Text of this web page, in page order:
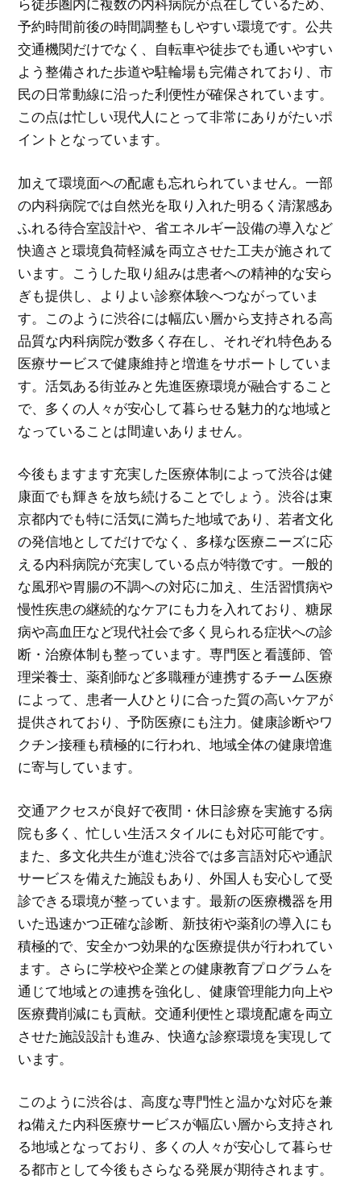
ら徒歩圏内に複数の内科病院が点在しているため、
予約時間前後の時間調整もしやすい環境です。公共
交通機関だけでなく、自転車や徒歩でも通いやすい
よう整備された歩道や駐輪場も完備されており、市
民の日常動線に沿った利便性が確保されています。
この点は忙しい現代人にとって非常にありがたいポ
イントとなっています。
加えて環境面への配慮も忘れられていません。一部
の内科病院では自然光を取り入れた明るく清潔感あ
ふれる待合室設計や、省エネルギー設備の導入など
快適さと環境負荷軽減を両立させた工夫が施されて
います。こうした取り組みは患者への精神的な安ら
ぎも提供し、よりよい診察体験へつながっていま
す。このように渋谷には幅広い層から支持される高
品質な内科病院が数多く存在し、それぞれ特色ある
医療サービスで健康維持と増進をサポートしていま
す。活気ある街並みと先進医療環境が融合すること
で、多くの人々が安心して暮らせる魅力的な地域と
なっていることは間違いありません。
今後もますます充実した医療体制によって渋谷は健
康面でも輝きを放ち続けることでしょう。渋谷は東
京都内でも特に活気に満ちた地域であり、若者文化
の発信地としてだけでなく、多様な医療ニーズに応
える内科病院が充実している点が特徴です。一般的
な風邪や胃腸の不調への対応に加え、生活習慣病や
慢性疾患の継続的なケアにも力を入れており、糖尿
病や高血圧など現代社会で多く見られる症状への診
断・治療体制も整っています。専門医と看護師、管
理栄養士、薬剤師など多職種が連携するチーム医療
によって、患者一人ひとりに合った質の高いケアが
提供されており、予防医療にも注力。健康診断やワ
クチン接種も積極的に行われ、地域全体の健康増進
に寄与しています。
交通アクセスが良好で夜間・休日診療を実施する病
院も多く、忙しい生活スタイルにも対応可能です。
また、多文化共生が進む渋谷では多言語対応や通訳
サービスを備えた施設もあり、外国人も安心して受
診できる環境が整っています。最新の医療機器を用
いた迅速かつ正確な診断、新技術や薬剤の導入にも
積極的で、安全かつ効果的な医療提供が行われてい
ます。さらに学校や企業との健康教育プログラムを
通じて地域との連携を強化し、健康管理能力向上や
医療費削減にも貢献。交通利便性と環境配慮を両立
させた施設設計も進み、快適な診察環境を実現して
います。
このように渋谷は、高度な専門性と温かな対応を兼
ね備えた内科医療サービスが幅広い層から支持され
る地域となっており、多くの人々が安心して暮らせ
る都市として今後もさらなる発展が期待されます。